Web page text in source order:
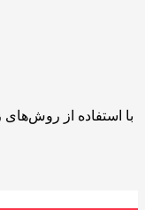
با استفاده از روش‌های